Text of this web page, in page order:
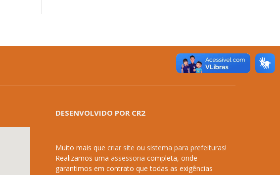
DESENVOLVIDO POR CR2
Muito mais que criar site ou sistema para prefeituras!
Realizamos uma assessoria completa, onde
garantimos em contrato que todas as exigências